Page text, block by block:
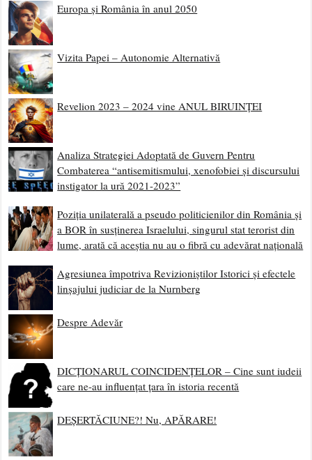
Europa și România în anul 2050
Vizita Papei – Autonomie Alternativă
Revelion 2023 – 2024 vine ANUL BIRUINȚEI
Analiza Strategiei Adoptată de Guvern Pentru
Combaterea “antisemitismului, xenofobiei și discursului
instigator la ură 2021-2023”
Poziția unilaterală a pseudo politicienilor din România și
a BOR în susținerea Israelului, singurul stat terorist din
lume, arată că aceștia nu au o fibră cu adevărat națională
Agresiunea împotriva Revizioniștilor Istorici și efectele
linșajului judiciar de la Nurnberg
Despre Adevăr
DICȚIONARUL COINCIDENȚELOR – Cine sunt iudeii
care ne-au influențat țara în istoria recentă
DEȘERTĂCIUNE?! Nu, APĂRARE!